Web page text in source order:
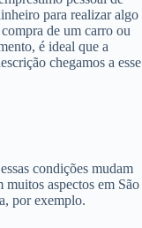
para realizar algo
de um carro ou
é ideal que a
chegamos a esse
condições mudam
aspectos em São
por exemplo.